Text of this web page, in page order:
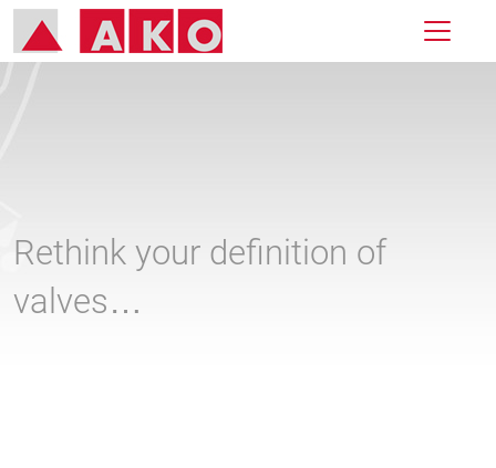
Rethink your definition of
valves…